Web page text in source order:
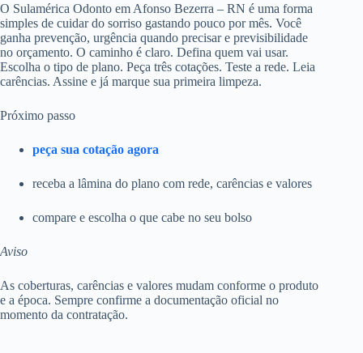
O Sulamérica Odonto em Afonso Bezerra – RN é uma forma
simples de cuidar do sorriso gastando pouco por mês. Você
ganha prevenção, urgência quando precisar e previsibilidade
no orçamento. O caminho é claro. Defina quem vai usar.
Escolha o tipo de plano. Peça três cotações. Teste a rede. Leia
carências. Assine e já marque sua primeira limpeza.
Próximo passo
peça sua cotação agora
receba a lâmina do plano com rede, carências e valores
compare e escolha o que cabe no seu bolso
Aviso
As coberturas, carências e valores mudam conforme o produto
e a época. Sempre confirme a documentação oficial no
momento da contratação.